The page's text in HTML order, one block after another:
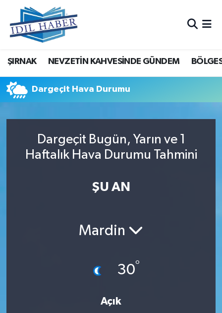
ŞIRNAK NEVZETİN KAHVESİNDE GÜNDEM
Dargeçit Hava Durumu
Dargeçit Bugün, Yarın ve 1
Haftalık Hava Durumu Tahmini
ŞU AN
Mardin
30°
Açık
Nöbetçi Eczaneler
Hava Durumu
Trafik Durumu
Tüm Manşetler